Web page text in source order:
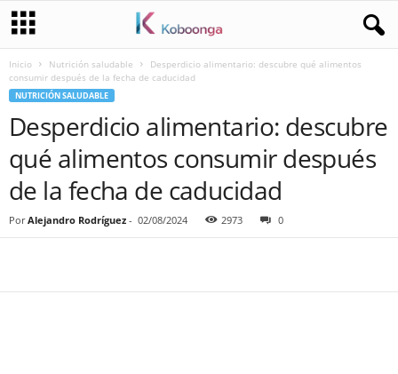
Inicio Nutrición saludable
Desperdicio alimentario: descubre qué alimentos
consumir después de la fecha de caducidad
NUTRICIÓN SALUDABLE
Desperdicio alimentario: descubre
qué alimentos consumir después
de la fecha de caducidad
Por Alejandro Rodríguez - 02/08/2024 2973 0